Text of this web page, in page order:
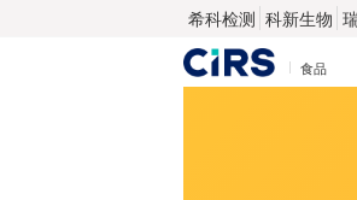
希科检测 科新生物
食品